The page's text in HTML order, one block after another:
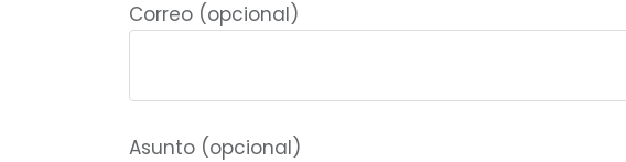
Correo (opcional)
Asunto (opcional)